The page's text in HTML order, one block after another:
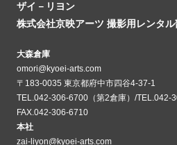
ザイ－リヨン
株式会社京映アーツ 撮影用レンタル
大森倉庫
omori@kyoei-arts.com
〒183-0035 東京都府中市四谷4-37-1
TEL.042-306-6700（第2倉庫）/TEL.042-
FAX.042-306-6710
本社
zai-liyon@kyoei-arts.com